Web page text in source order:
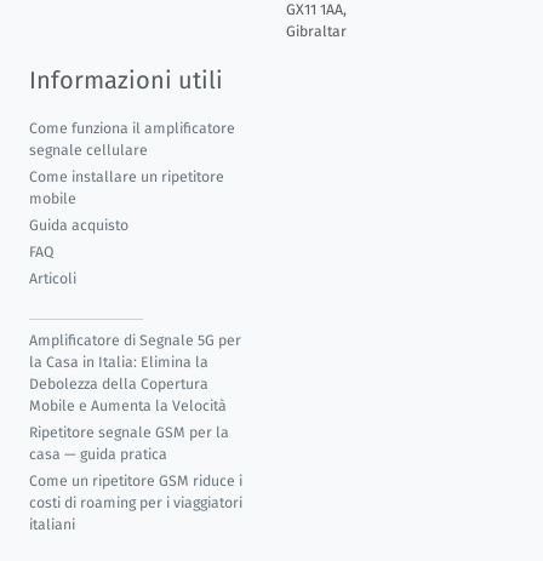
GX11 1AA,
Gibraltar
Informazioni utili
Come funziona il amplificatore
segnale cellulare
Come installare un ripetitore
mobile
Guida acquisto
FAQ
Articoli
Amplificatore di Segnale 5G per
la Casa in Italia: Elimina la
Debolezza della Copertura
Mobile e Aumenta la Velocità
Ripetitore segnale GSM per la
casa — guida pratica
Come un ripetitore GSM riduce i
costi di roaming per i viaggiatori
italiani